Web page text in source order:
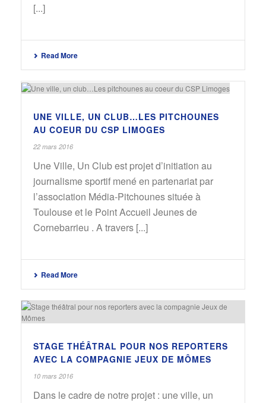
[...]
Read More
UNE VILLE, UN CLUB…LES PITCHOUNES
AU COEUR DU CSP LIMOGES
22 mars 2016
Une Ville, Un Club est projet d’initiation au
journalisme sportif mené en partenariat par
l’association Média-Pitchounes située à
Toulouse et le Point Accueil Jeunes de
Cornebarrieu . A travers [...]
Read More
STAGE THÉÂTRAL POUR NOS REPORTERS
AVEC LA COMPAGNIE JEUX DE MÔMES
10 mars 2016
Dans le cadre de notre projet : une ville, un